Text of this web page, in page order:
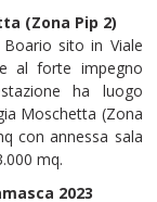
(Zona Pip 2)
Boario sito in Viale
al forte impegno
ha luogo
Moschetta (Zona
con annessa sala
mq.
2023